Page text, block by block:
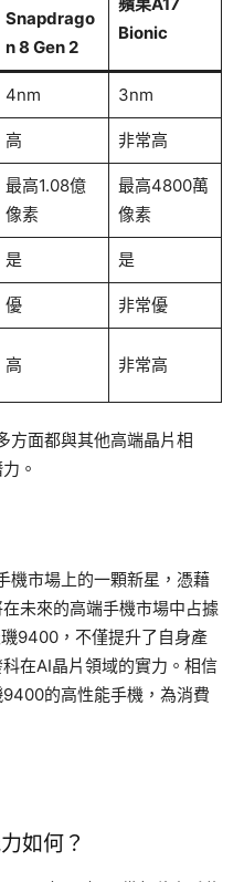
Snapdrago
n 8 Gen 2
Bionic
4nm 3nm
高 非常高
最高1.08億
像素
最高4800萬
像素
是 是
優 非常優
高 非常高
方面都與其他高端晶片相
。
機市場上的一顆新星，憑藉
未來的高端手機市場中占據
9400，不僅提升了自身產
在AI晶片領域的實力。相信
的高性能手機，為消費
如何？